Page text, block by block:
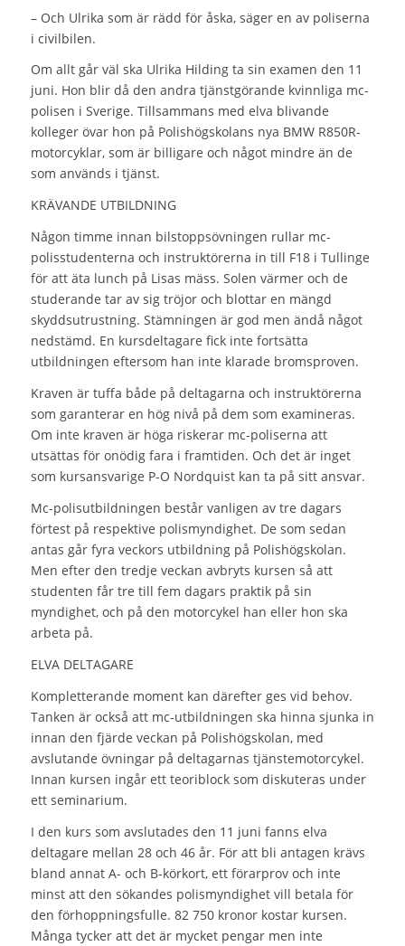
– Och Ulrika som är rädd för åska, säger en av poliserna
i civilbilen.
Om allt går väl ska Ulrika Hilding ta sin examen den 11
juni. Hon blir då den andra tjänstgörande kvinnliga mc-
polisen i Sverige. Tillsammans med elva blivande
kolleger övar hon på Polishögskolans nya BMW R850R-
motorcyklar, som är billigare och något mindre än de
som används i tjänst.
KRÄVANDE UTBILDNING
Någon timme innan bilstoppsövningen rullar mc-
polisstudenterna och instruktörerna in till F18 i Tullinge
för att äta lunch på Lisas mäss. Solen värmer och de
studerande tar av sig tröjor och blottar en mängd
skyddsutrustning. Stämningen är god men ändå något
nedstämd. En kursdeltagare fick inte fortsätta
utbildningen eftersom han inte klarade bromsproven.
Kraven är tuffa både på deltagarna och instruktörerna
som garanterar en hög nivå på dem som examineras.
Om inte kraven är höga riskerar mc-poliserna att
utsättas för onödig fara i framtiden. Och det är inget
som kursansvarige P-O Nordquist kan ta på sitt ansvar.
Mc-polisutbildningen består vanligen av tre dagars
förtest på respektive polismyndighet. De som sedan
antas går fyra veckors utbildning på Polishögskolan.
Men efter den tredje veckan avbryts kursen så att
studenten får tre till fem dagars praktik på sin
myndighet, och på den motorcykel han eller hon ska
arbeta på.
ELVA DELTAGARE
Kompletterande moment kan därefter ges vid behov.
Tanken är också att mc-utbildningen ska hinna sjunka in
innan den fjärde veckan på Polishögskolan, med
avslutande övningar på deltagarnas tjänstemotorcykel.
Innan kursen ingår ett teoriblock som diskuteras under
ett seminarium.
I den kurs som avslutades den 11 juni fanns elva
deltagare mellan 28 och 46 år. För att bli antagen krävs
bland annat A- och B-körkort, ett förarprov och inte
minst att den sökandes polismyndighet vill betala för
den förhoppningsfulle. 82 750 kronor kostar kursen.
Många tycker att det är mycket pengar men inte